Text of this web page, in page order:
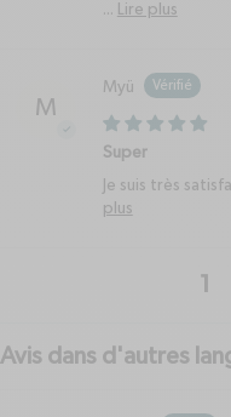
... Lire plus
M
Myü
Super
Je suis très
plus
1
Avis dans d'autres